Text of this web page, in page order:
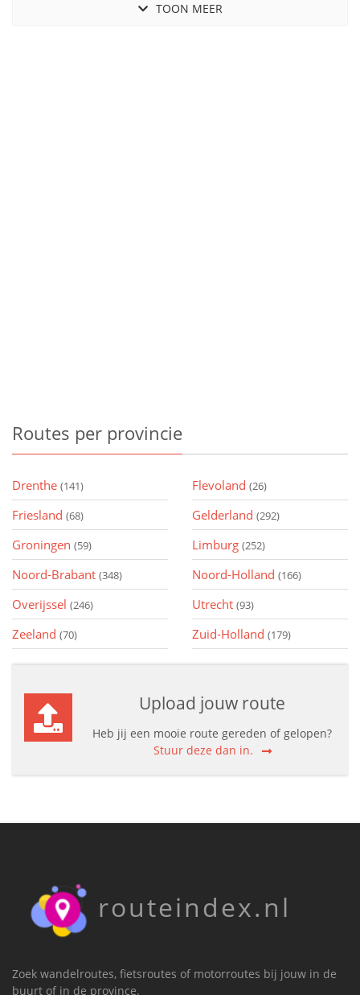
TOON MEER
Routes per provincie
Drenthe (141) Flevoland (26)
Friesland (68) Gelderland (292)
Groningen (59) Limburg (252)
Noord-Brabant (348) Noord-Holland (166)
Overijssel (246) Utrecht (93)
Zeeland (70) Zuid-Holland (179)
Upload jouw route
Heb jij een mooie route gereden of gelopen?
Stuur deze dan in.
routeindex.nl
Zoek wandelroutes, fietsroutes of motorroutes bij jouw in de
buurt of in de province.